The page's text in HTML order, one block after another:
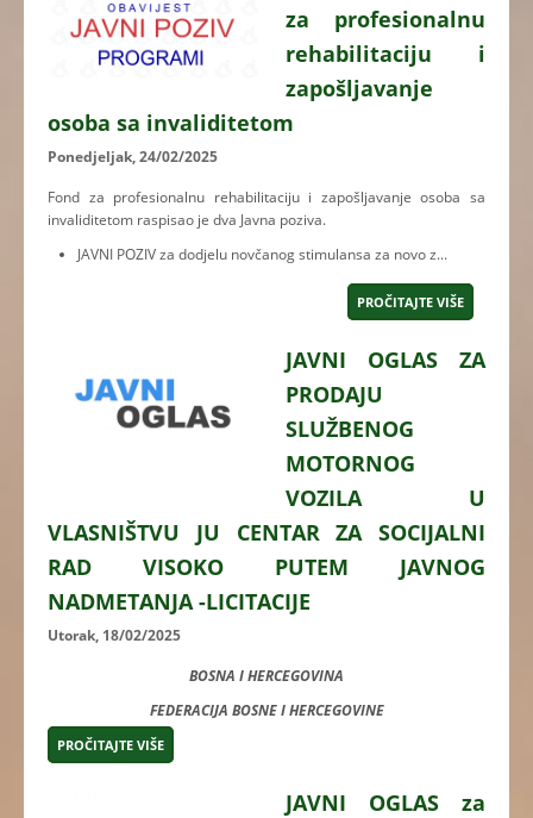
za profesionalnu
rehabilitaciju i
zapošljavanje
osoba sa invaliditetom
Ponedjeljak, 24/02/2025
Fond za profesionalnu rehabilitaciju i zapošljavanje osoba sa
invaliditetom raspisao je dva Javna poziva.
JAVNI POZIV za dodjelu novčanog stimulansa za novo z...
PROČITAJTE VIŠE
JAVNI OGLAS ZA
PRODAJU
SLUŽBENOG
MOTORNOG
VOZILA U
VLASNIŠTVU JU CENTAR ZA SOCIJALNI
RAD VISOKO PUTEM JAVNOG
NADMETANJA -LICITACIJE
Utorak, 18/02/2025
BOSNA I HERCEGOVINA
FEDERACIJA BOSNE I HERCEGOVINE
PROČITAJTE VIŠE
JAVNI OGLAS za